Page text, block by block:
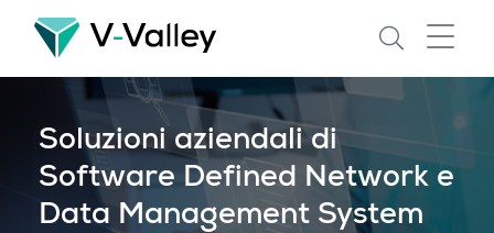
Skip
main
Soluzioni aziendali di
Software Defined Network e
Data Management System